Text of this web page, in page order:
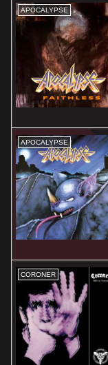
APOCALYPSE
APOCALYPSE
CORONER